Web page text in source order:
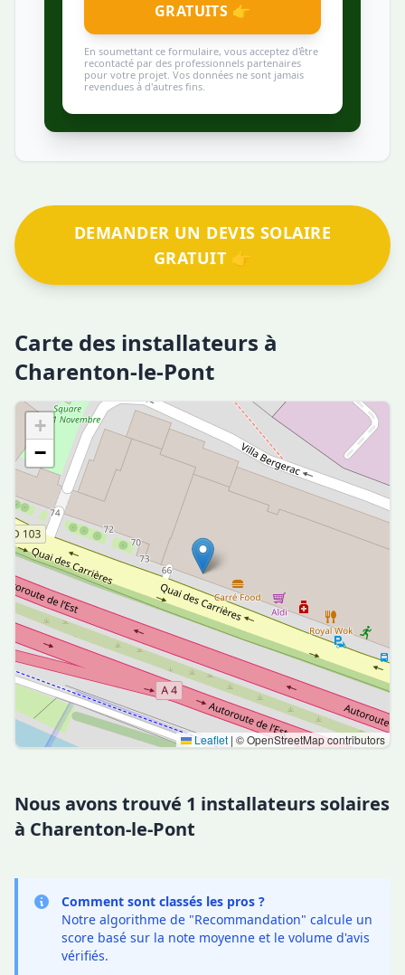
GRATUITS 👉
En soumettant ce formulaire, vous acceptez d'être
recontacté par des professionnels partenaires
pour votre projet. Vos données ne sont jamais
revendues à d'autres fins.
DEMANDER UN DEVIS SOLAIRE
GRATUIT 👉
Carte des installateurs à
Charenton-le-Pont
+
−
Leaflet | © OpenStreetMap contributors
Nous avons trouvé 1 installateurs solaires
à Charenton-le-Pont
Comment sont classés les pros ?
Notre algorithme de "Recommandation" calcule un
score basé sur la note moyenne et le volume d'avis
vérifiés.